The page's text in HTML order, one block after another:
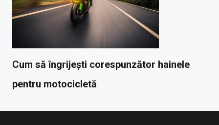
Cum să îngrijești corespunzător hainele
pentru motocicletă